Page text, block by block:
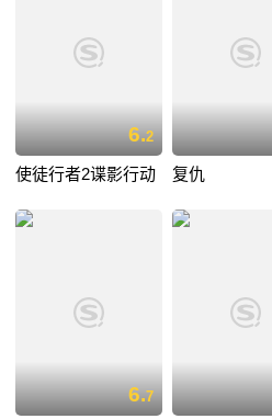
6.2
使徒行者2谍影行动 复仇
6.7